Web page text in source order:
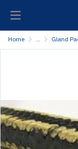
Home ... Gland Packing /